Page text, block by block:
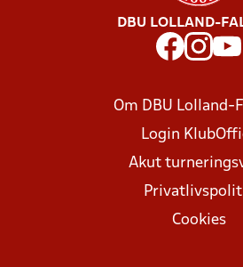
DBU LOLLAND-
Om DBU Lolland-
Login
Akut
Cookies